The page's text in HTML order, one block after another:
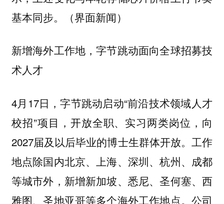
基本同步。（界面新闻）
新增海外工作地，字节跳动面向全球招募技
术人才
4月17日，字节跳动启动“前沿技术领域人才
校招”项目，开放全职、实习两类岗位，向
2027届及以后毕业的博士生群体开放。工作
地点除国内北京、上海、深圳、杭州、成都
等城市外，新增新加坡、悉尼、圣何塞、西
雅图、圣地亚哥等多个海外工作地点。公司